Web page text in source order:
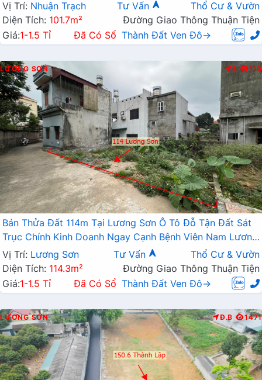
Vị Trí: Nhuận Trạch Tư Vấn
Thổ Cư & Vườn
Diện Tích: 101.7m²
Đường Giao Thông Thuận Tiện
Giá:1-1.5 Tỉ Đã Có Sổ Thành Đất Ven Đô→
LƯƠNG SƠN B 110
Bán Thửa Đất 114m Tại Lương Sơn Ô Tô Đỗ Tận Đất Sát
Trục Chính Kinh Doanh Ngay Cạnh Bệnh Viên Nam Lương
Sơn
Vị Trí: Lương Sơn Tư Vấn
Thổ Cư & Vườn
Diện Tích: 114.3m²
Đường Giao Thông Thuận Tiện
Giá:1-1.5 Tỉ Đã Có Sổ Thành Đất Ven Đô→
LƯƠNG SƠN Đ.B 1471